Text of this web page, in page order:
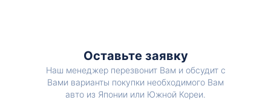
Оставьте заявку
Наш менеджер перезвонит Вам и обсудит с
Вами варианты покупки необходимого Вам
авто из Японии или Южной Кореи.